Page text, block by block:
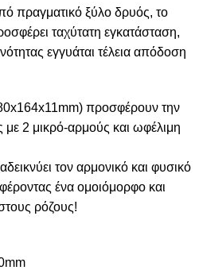
πραγματικό ξύλο δρυός, το
ταχύτατη εγκατάσταση,
εγγυάται τέλεια απόδοση
προσφέρουν την
2 μικρό-αρμούς και ωφέλιμη
τον αρμονικό και φυσικό
ένα ομοιόμορφο και
ρόζους!